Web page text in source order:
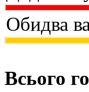
Обидва
Всього